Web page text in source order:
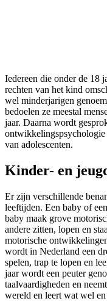
Iedereen die onder de 18
rechten van het kind
wel minderjarigen
bedoelen ze meestal
jaar. Daarna wordt
ontwikkelingspsychologie
van adolescenten.
Kinder- en
Er zijn verschillende
leeftijden. Een baby of
baby maak grove
andere zitten, lopen en
motorische
wordt in Nederland een
spelen, trap te lopen en
jaar wordt een peuter
taalvaardigheden en
wereld en leert wat wel